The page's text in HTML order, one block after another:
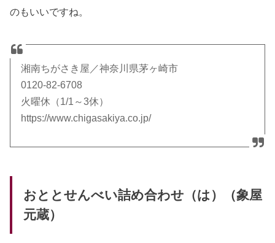
のもいいですね。
湘南ちがさき屋／神奈川県茅ヶ崎市
0120-82-6708
火曜休（1/1～3休）
https://www.chigasakiya.co.jp/
おととせんべい詰め合わせ（は）（象屋
元蔵）